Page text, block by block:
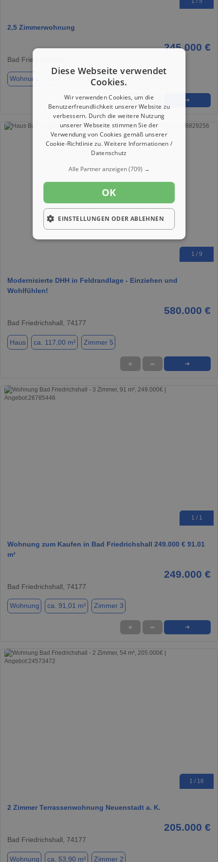
2,5 Zimmerwohnung
245.000 €
Bad Friedrichshall, 74177
Wohnung Zimmer 2.5
★ ➦ ➜
1 / 9
Modernisierte DHH in Feldrandlage - Einziehen und
Wohlfühlen!
580.000 €
Bad Friedrichshall, 74177
Haus ca. 117,00 m² Zimmer 5
★ ➦ ➜
1 / 1
Wohnung zum Kaufen in Bad Friedrichshall 249.000 € 91.01
m²
249.000 €
Bad Friedrichshall, 74177
Wohnung ca. 91,01 m² Zimmer 3
★ ➦ ➜
1 / 16
2 Zimmer Terrassenwohnung Neuenstadt a. K.
205.000 €
Bad Friedrichshall, 74177
Wohnung ca. 53,90 m² Zimmer 2
Diese Webseite verwendet
Cookies.
Wir verwenden Cookies, um die
Benutzerfreundlichkeit unserer Website zu
verbessern. Durch die weitere Nutzung
unserer Webseite stimmen Sie der
Verwendung von Cookies gemäß unserer
Cookie-Richtlinie zu.Weitere Informationen /
Datenschutz
Alle Partner anzeigen(709) →
OK
EINSTELLUNGEN ODER ABLEHNEN